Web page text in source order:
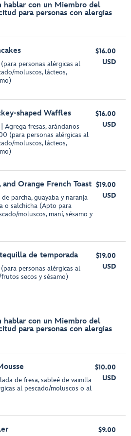
hablar con un Miembro del
para personas con alergias
personas alérgicas al
moluscos, lácteos,
$16.00
USD
shaped Waffles
Agrega fresas, arándanos
(para personas alérgicas al
moluscos, lácteos,
$16.00
USD
and Orange French Toast
parcha, guayaba y naranja
o salchicha (Apto para
moluscos, maní, sésamo y
$19.00
USD
de temporada
personas alérgicas al
secos y sésamo)
$19.00
USD
hablar con un Miembro del
para personas con alergias
de fresa, sableé de vainilla
al pescado/moluscos o al
$10.00
USD
$9.00